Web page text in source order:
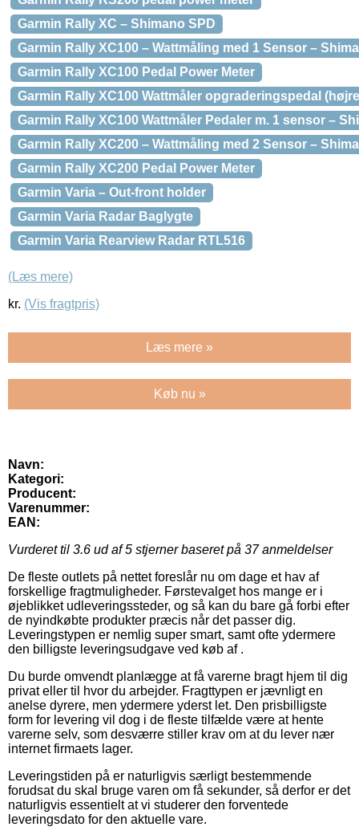
Garmin Rally XC – Shimano SPD
Garmin Rally XC100 – Wattmåling med 1 Sensor –
Garmin Rally XC100 Pedal Power Meter
Garmin Rally XC100 Wattmåler opgraderingspedal
Garmin Rally XC100 Wattmåler Pedaler m. 1 sensor –
Garmin Rally XC200 – Wattmåling med 2 Sensor –
Garmin Rally XC200 Pedal Power Meter
Garmin Varia – Out-front holder
Garmin Varia Radar Baglygte
Garmin Varia Rearview Radar RTL516
(Læs mere)
kr. (Vis fragtpris)
Læs mere »
Køb nu »
Navn:
Kategori:
Producent:
Varenummer:
EAN:
Vurderet til 3.6 ud af 5 stjerner baseret på 37anmeldelser
De fleste outlets på nettet foreslår nu om dage et hav af
forskellige fragtmuligheder. Førstevalget hos mange er i
øjeblikket udleveringssteder, og så kan du bare gå forbi efter
de nyindkøbte produkter præcis når det passer dig.
Leveringstypen er nemlig super smart, samt ofte ydermere
den billigste leveringsudgave ved køb af .
Du burde omvendt planlægge at få varerne bragt hjem til dig
privat eller til hvor du arbejder. Fragttypen er jævnligt en
anelse dyrere, men ydermere yderst let. Den prisbilligste
form for levering vil dog i de fleste tilfælde være at hente
varerne selv, som desværre stiller krav om at du lever nær
internet firmaets lager.
Leveringstiden på er naturligvis særligt bestemmende
forudsat du skal bruge varen om få sekunder, så derfor er det
naturligvis essentielt at vi studerer den forventede
leveringsdato for den aktuelle vare.